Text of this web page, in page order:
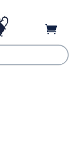
